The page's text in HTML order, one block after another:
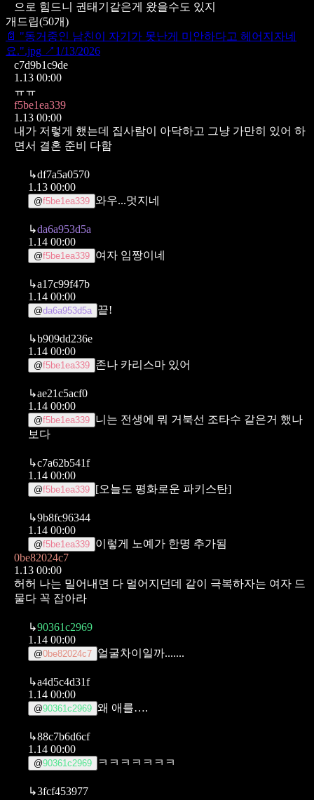
으로 힘드니 권태기같은게 왔을수도 있지
개드립(50개)
📄 "동거중인 남친이 자기가 못난게 미안하다고 헤어지자네
요.".jpg ↗ 1/13/2026
c7d9b1c9de
1.13 00:00
ㅠㅠ
f5be1ea339
1.13 00:00
내가 저렇게 했는데 집사람이 아닥하고 그냥 가만히 있어 하
면서 결혼 준비 다함
↳df7a5a0570
1.13 00:00
@f5be1ea339 와우...멋지네
↳da6a953d5a
1.14 00:00
@f5be1ea339 여자 임짱이네
↳a17c99f47b
1.14 00:00
@da6a953d5a 끝!
↳b909dd236e
1.14 00:00
@f5be1ea339 존나 카리스마 있어
↳ae21c5acf0
1.14 00:00
@f5be1ea339 니는 전생에 뭐 거북선 조타수 같은거 했나
보다
↳c7a62b541f
1.14 00:00
@f5be1ea339 [오늘도 평화로운 파키스탄]
↳9b8fc96344
1.14 00:00
@f5be1ea339 이렇게 노예가 한명 추가됨
0be82024c7
1.13 00:00
허허 나는 밀어내면 다 멀어지던데 같이 극복하자는 여자 드
물다 꼭 잡아라
↳90361c2969
1.14 00:00
@0be82024c7 얼굴차이일까.......
↳a4d5c4d31f
1.14 00:00
@90361c2969 왜 애를….
↳88c7b6d6cf
1.14 00:00
@90361c2969 ㅋㅋㅋㅋㅋㅋㅋ
↳3fcf453977